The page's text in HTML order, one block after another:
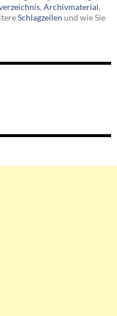
, Archivmaterial,
Schlagzeilen und wie Sie